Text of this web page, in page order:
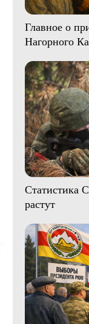
Главное о
Нагорного
Статистика
растут